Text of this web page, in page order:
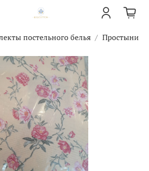
постельного белья Простыни